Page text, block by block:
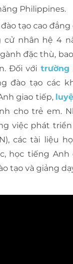
Philippines.
tạo cao đẳng
cử nhân hệ 4
đặc thù,
Đối với trường
đào tạo các
giao tiếp,
cho trẻ em.
việc phát triển
các tài liệu
học tiếng Anh
tạo và giảng